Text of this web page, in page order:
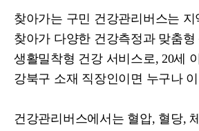
찾아가는 구민 건강관리버스는 지
찾아가 다양한 건강측정과 맞춤
생활밀착형 건강 서비스로, 20세
강북구 소재 직장인이면 누구나
건강관리버스에서는 혈압, 혈당,